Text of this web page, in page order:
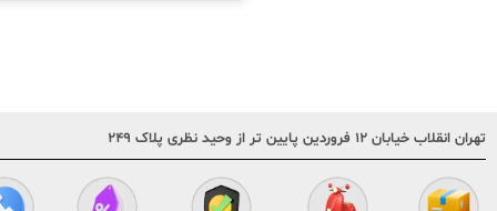
تهران انقلاب خیابان ۱۲ فروردین پایین تر از وحید نظری پلاک ۲۴۹